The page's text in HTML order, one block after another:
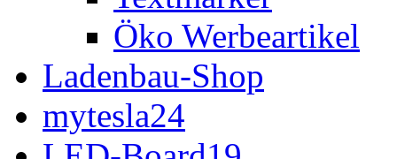
Öko Werbeartikel
Ladenbau-Shop
mytesla24